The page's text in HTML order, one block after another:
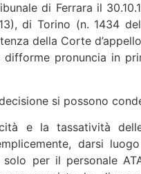
di Ferrara il
di Torino (n. 1434
della Corte
pronuncia in
si possono
e la tassatività
darsi
solo per il personale